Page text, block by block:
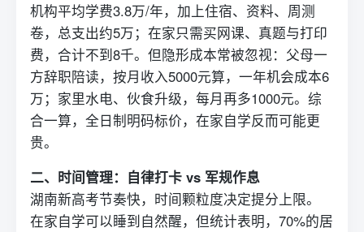
机构平均学费3.8万/年，加上住宿、资料、周测
卷，总支出约5万；在家只需买网课、真题与打印
费，合计不到8千。但隐形成本常被忽视：父母一
方辞职陪读，按月收入5000元算，一年机会成本6
万；家里水电、伙食升级，每月再多1000元。综
合一算，全日制明码标价，在家自学反而可能更
贵。
二、时间管理：自律打卡 vs 军规作息
湖南新高考节奏快，时间颗粒度决定提分上限。
在家自学可以睡到自然醒，但统计表明，70%的居